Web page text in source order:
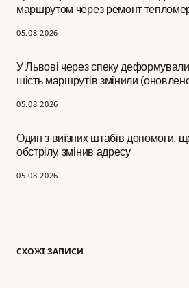
маршрутом через ремонт
05.08.2026
У Львові через спеку
шість маршрутів змінили
05.08.2026
Один з виїзних штабів допомоги,
обстрілу, змінив адресу
05.08.2026
СХОЖІ ЗАПИСИ